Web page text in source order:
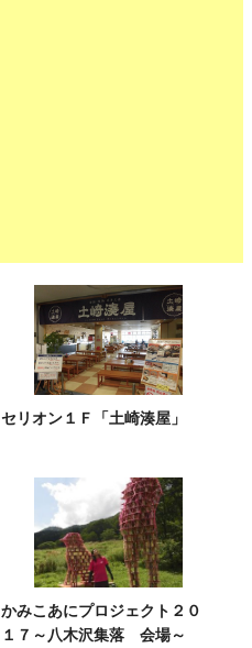
セリオン１Ｆ「土崎湊屋」
かみこあにプロジェクト２０
１７～八木沢集落 会場～